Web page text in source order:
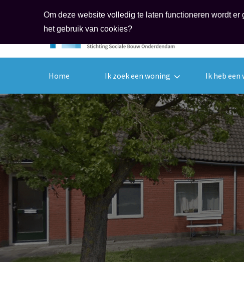
Home Ik zoek een woning Ik heb een
Om deze website volledig te laten functioneren wordt
het gebruik van cookies?